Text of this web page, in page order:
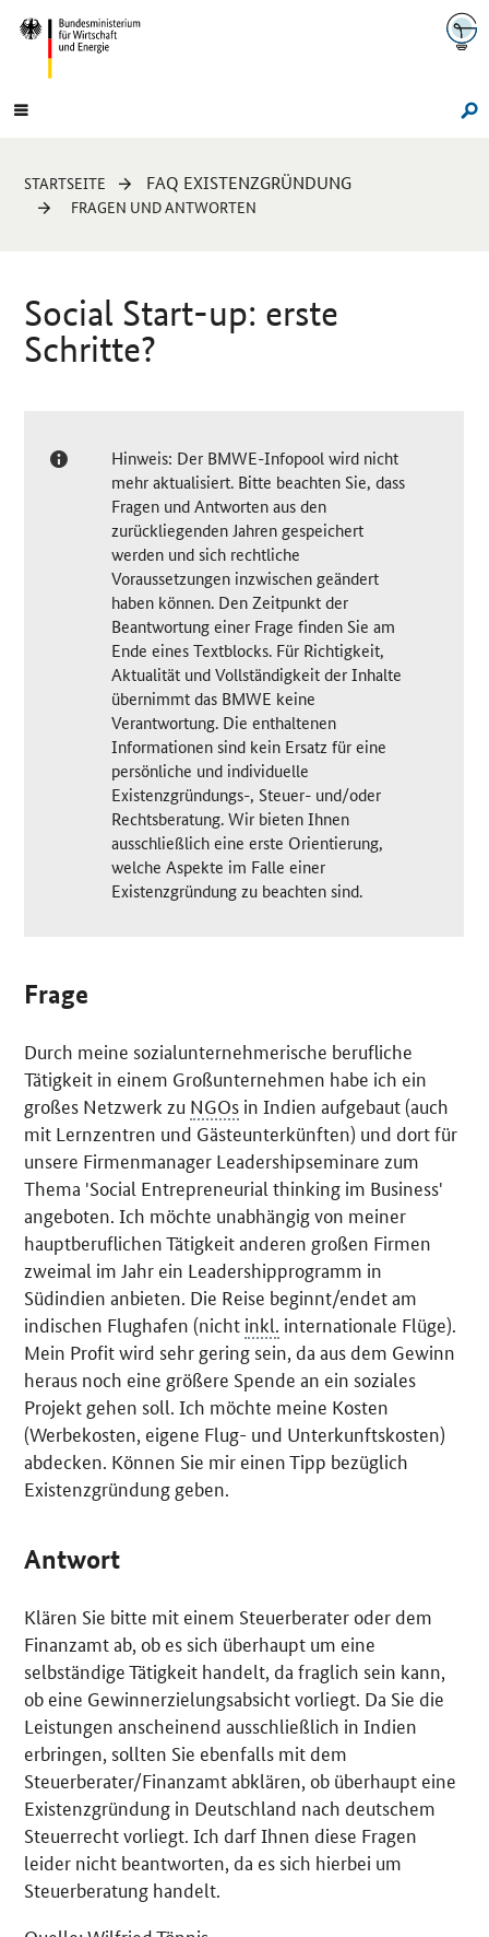
Navigation
Hauptmenü
Sie
sind
STARTSEITE FAQ EXISTENZGRÜNDUNG
FRAGEN UND ANTWORTEN
Social Start-up: erste
Schritte?
Hinweis: Der BMWE-Infopool wird nicht
mehr aktualisiert. Bitte beachten Sie, dass
Fragen und Antworten aus den
zurückliegenden Jahren gespeichert
werden und sich rechtliche
Voraussetzungen inzwischen geändert
haben können. Den Zeitpunkt der
Beantwortung einer Frage finden Sie am
Ende eines Textblocks. Für Richtigkeit,
Aktualität und Vollständigkeit der Inhalte
übernimmt das BMWE keine
Verantwortung. Die enthaltenen
Informationen sind kein Ersatz für eine
persönliche und individuelle
Existenzgründungs-, Steuer- und/oder
Rechtsberatung. Wir bieten Ihnen
ausschließlich eine erste Orientierung,
welche Aspekte im Falle einer
Existenzgründung zu beachten sind.
Frage
Durch meine sozialunternehmerische berufliche
Tätigkeit in einem Großunternehmen habe ich ein
großes Netzwerk zu NGOs in Indien aufgebaut (auch
mit Lernzentren und Gästeunterkünften) und dort für
unsere Firmenmanager Leadershipseminare zum
Thema 'Social Entrepreneurial thinking im Business'
angeboten. Ich möchte unabhängig von meiner
hauptberuflichen Tätigkeit anderen großen Firmen
zweimal im Jahr ein Leadershipprogramm in
Südindien anbieten. Die Reise beginnt/endet am
indischen Flughafen (nicht inkl. internationale Flüge).
Mein Profit wird sehr gering sein, da aus dem Gewinn
heraus noch eine größere Spende an ein soziales
Projekt gehen soll. Ich möchte meine Kosten
(Werbekosten, eigene Flug- und Unterkunftskosten)
abdecken. Können Sie mir einen Tipp bezüglich
Existenzgründung geben.
Antwort
Klären Sie bitte mit einem Steuerberater oder dem
Finanzamt ab, ob es sich überhaupt um eine
selbständige Tätigkeit handelt, da fraglich sein kann,
ob eine Gewinnerzielungsabsicht vorliegt. Da Sie die
Leistungen anscheinend ausschließlich in Indien
erbringen, sollten Sie ebenfalls mit dem
Steuerberater/Finanzamt abklären, ob überhaupt eine
Existenzgründung in Deutschland nach deutschem
Steuerrecht vorliegt. Ich darf Ihnen diese Fragen
leider nicht beantworten, da es sich hierbei um
Steuerberatung handelt.